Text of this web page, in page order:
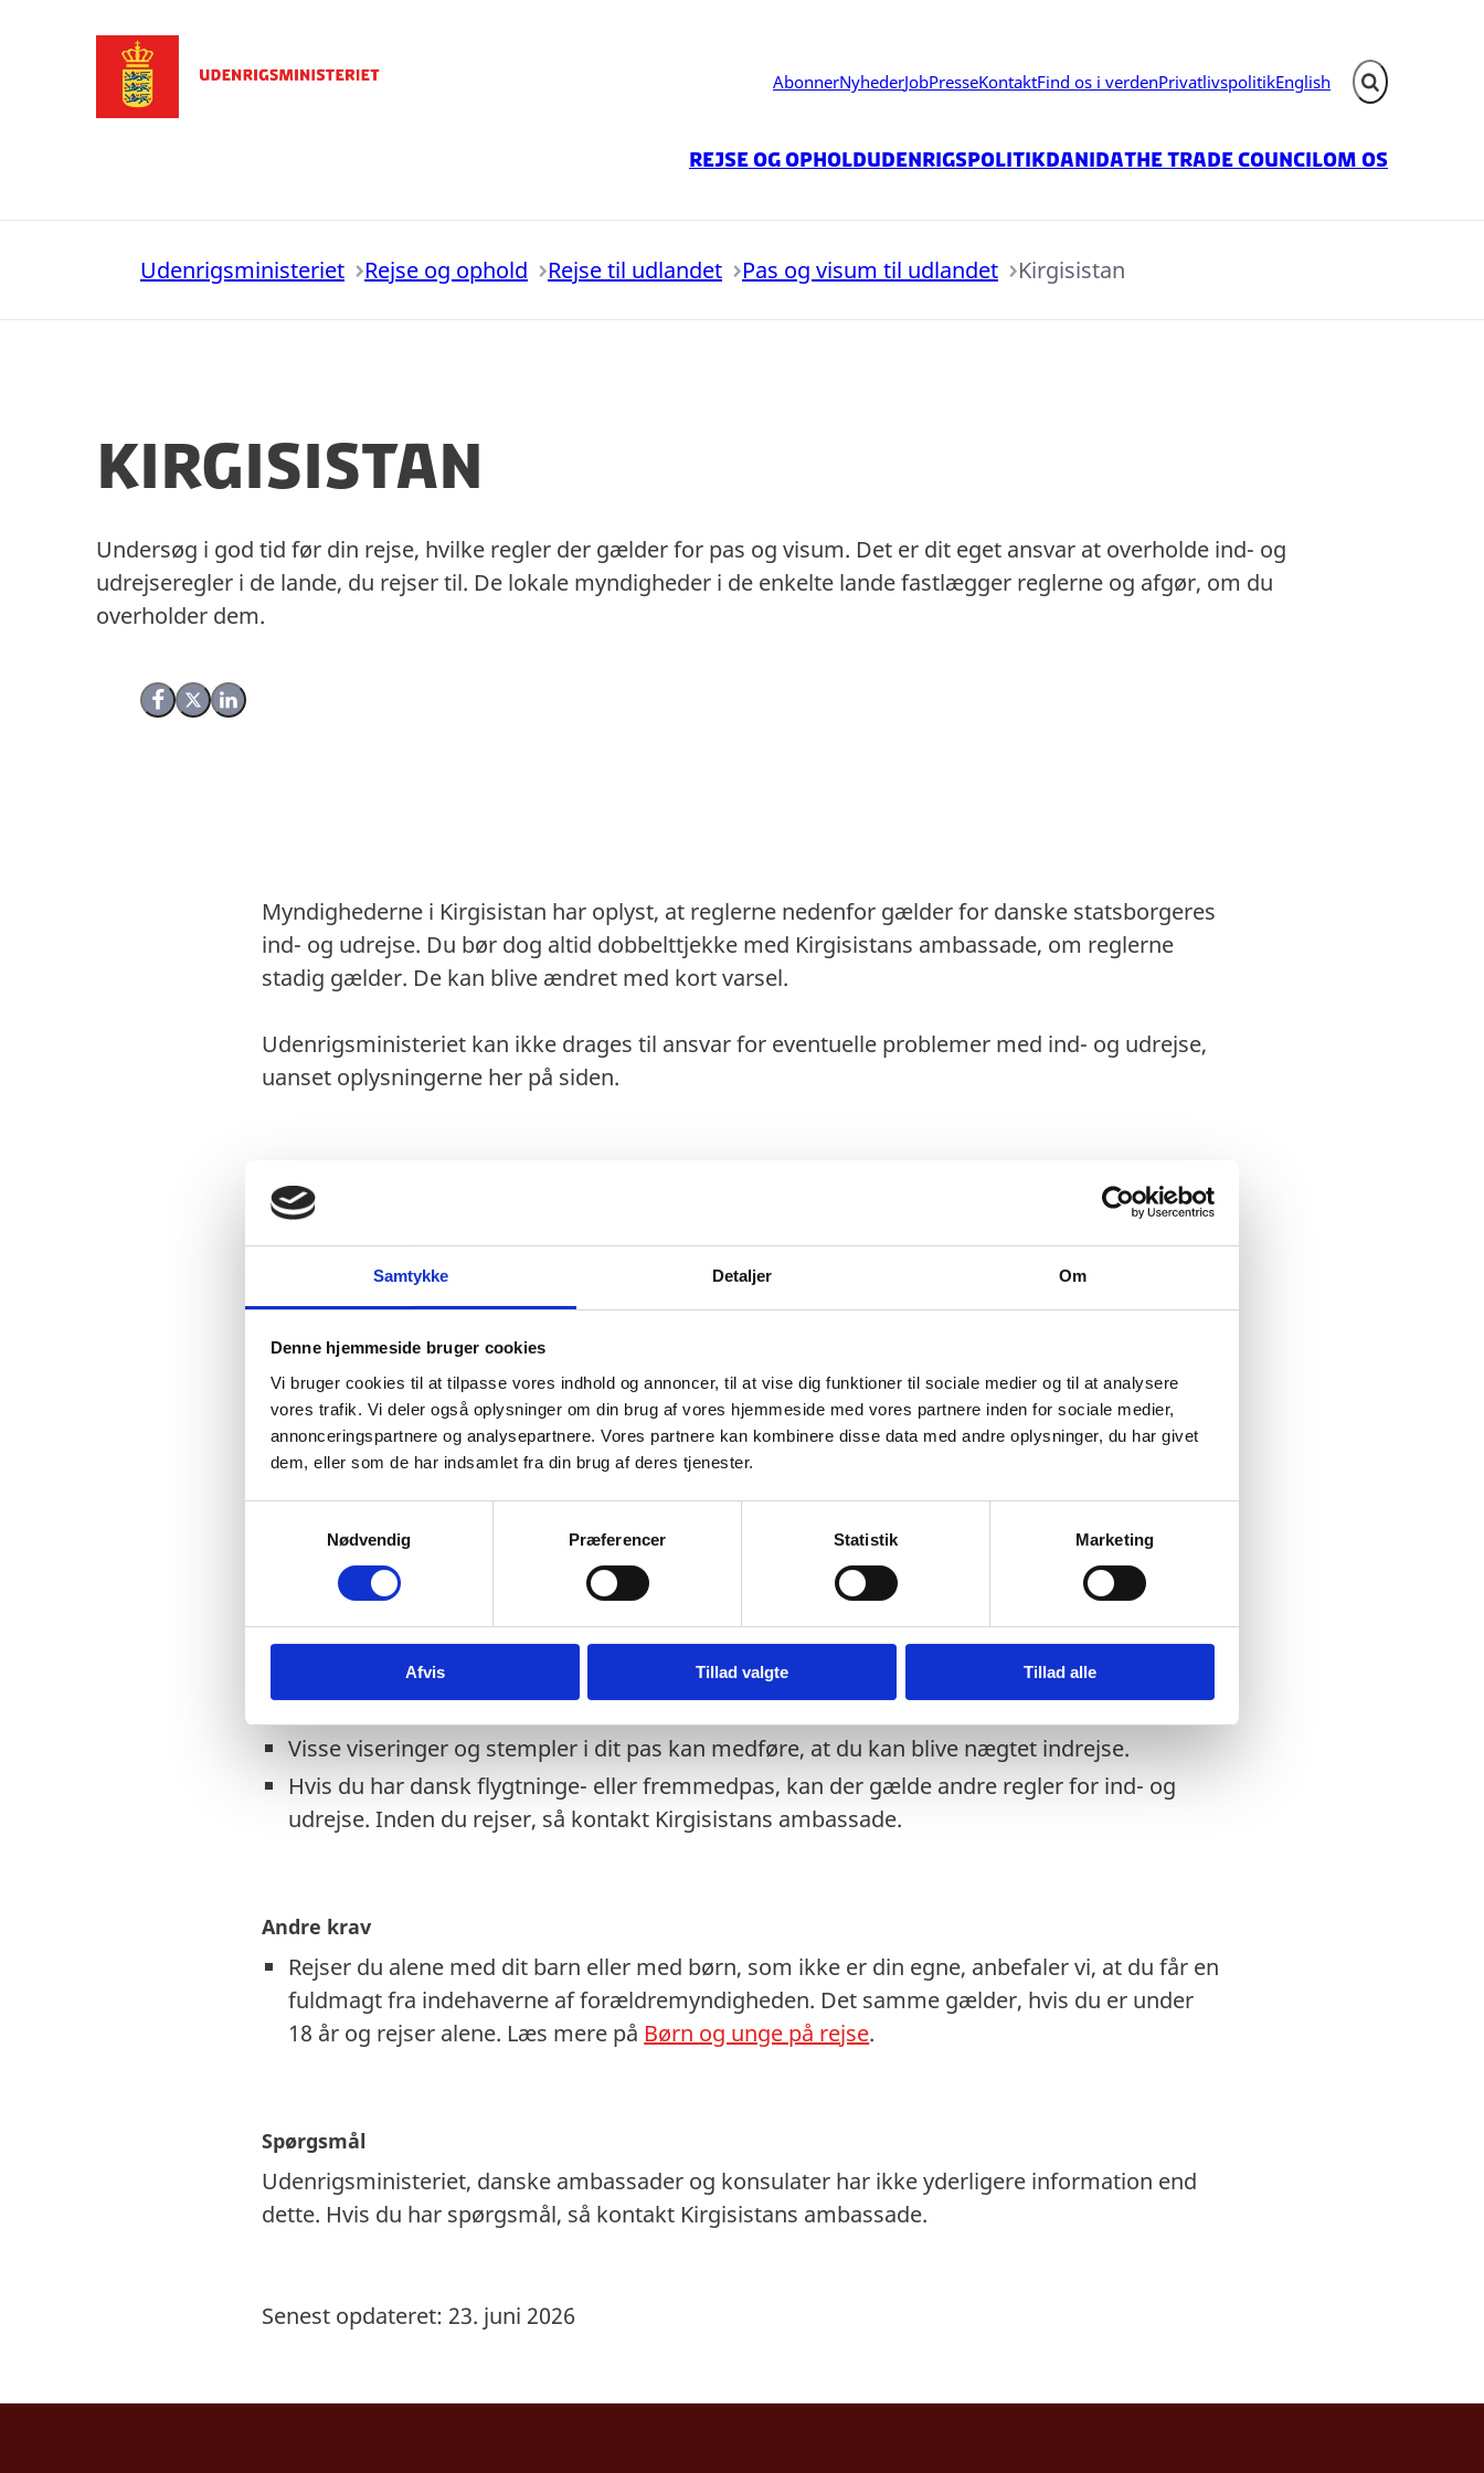
Samtykke Detaljer Om
Denne hjemmeside bruger cookies
Vi bruger cookies til at tilpasse vores indhold og annoncer, til at vise dig funktioner til sociale medier og til at analysere
vores trafik. Vi deler også oplysninger om din brug af vores hjemmeside med vores partnere inden for sociale medier,
annonceringspartnere og analysepartnere. Vores partnere kan kombinere disse data med andre oplysninger, du har givet
dem, eller som de har indsamlet fra din brug af deres tjenester.
v
Nødvendig Præferencer Statistik Marketing
Afvis Tillad valgte Tillad alle
AbonnerNyhederJobPresseKontaktFind os i verdenPrivatlivspolitikEnglish Fold søgefelt ud
Rejse og opholdUdenrigspolitikDanidaThe Trade CouncilOm os
Udenrigsministeriet Rejse og ophold Rejse til udlandet Pas og visum til udlandet Kirgisistan
Kirgisistan
Del på Facebook
Del på X (Twitter)
Del på LinkedIn
Undersøg i god tid før din rejse, hvilke regler der gælder for pas og visum. Det er dit eget ansvar at overholde ind- og
udrejseregler i de lande, du rejser til. De lokale myndigheder i de enkelte lande fastlægger reglerne og afgør, om du
overholder dem.
Myndighederne i Kirgisistan har oplyst, at reglerne nedenfor gælder for danske statsborgeres
ind- og udrejse. Du bør dog altid dobbelttjekke med Kirgisistans ambassade, om reglerne
stadig gælder. De kan blive ændret med kort varsel.
Udenrigsministeriet kan ikke drages til ansvar for eventuelle problemer med ind- og udrejse,
uanset oplysningerne her på siden.
Visum
Visumfrit ophold i maks. 30 dage.
Pas
Pas skal være gyldigt i mindst 6 måneder ud over opholdets varighed.
Passet må ikke være beskadiget.
Danske forlængede pas anerkendes ved ind- og udrejse.
Danske nødpas (provisoriske pas) anerkendes ved ind- og udrejse. Ved udrejse skal du ved
fremvisning af en politirapport kunne dokumentere, at det pas, som du indrejste på, er
mistet eller kunne vise, at dit ordinære pas er udløbet under dit ophold.
EU-nødpas anerkendes ved ind- og udrejse. Ved udrejse skal du ved fremvisning af en
politirapport kunne dokumentere, at det pas, som du indrejste på, er mistet.
Tjek på forhånd om et eventuelt transitland på rejsen anerkender et dansk nødpas eller et
EU-nødpas. Kontakt transitlandets ambassade.
Visse viseringer og stempler i dit pas kan medføre, at du kan blive nægtet indrejse.
Hvis du har dansk flygtninge- eller fremmedpas, kan der gælde andre regler for ind- og
udrejse. Inden du rejser, så kontakt Kirgisistans ambassade.
Andre krav
Rejser du alene med dit barn eller med børn, som ikke er din egne, anbefaler vi, at du får en
fuldmagt fra indehaverne af forældremyndigheden. Det samme gælder, hvis du er under
18 år og rejser alene. Læs mere på Børn og unge på rejse.
Spørgsmål
Udenrigsministeriet, danske ambassader og konsulater har ikke yderligere information end
dette. Hvis du har spørgsmål, så kontakt Kirgisistans ambassade.
Senest opdateret: 23. juni 2026